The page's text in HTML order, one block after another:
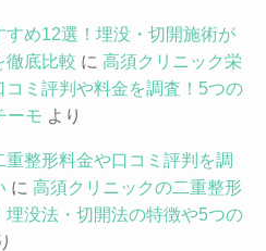
め12選！埋没・切開施術が
徹底比較 に 高須クリニック栄
ミ評判や料金を調査！5つの
ーモ より
整形料金や口コミ評判を調
に 高須クリニックの二重整形
没法・切開法の特徴や5つの